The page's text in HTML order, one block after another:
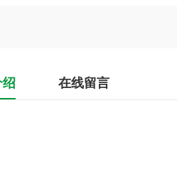
绍 在线留言